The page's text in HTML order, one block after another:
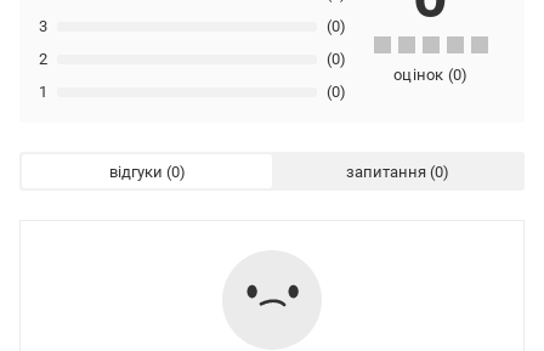
1 (0)
2 (0)
3 (0)
оцінок (0)
відгуки запитання